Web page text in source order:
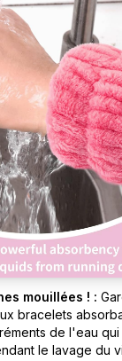
mouillées ! :
bracelets
de l'eau
le lavage du